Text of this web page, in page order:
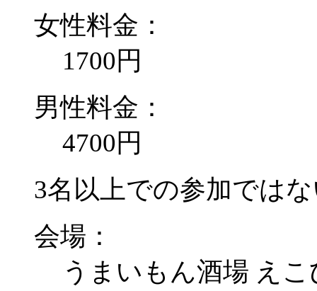
女性料金：
1700円
男性料金：
4700円
3名以上での参加では
会場：
うまいもん酒場 え